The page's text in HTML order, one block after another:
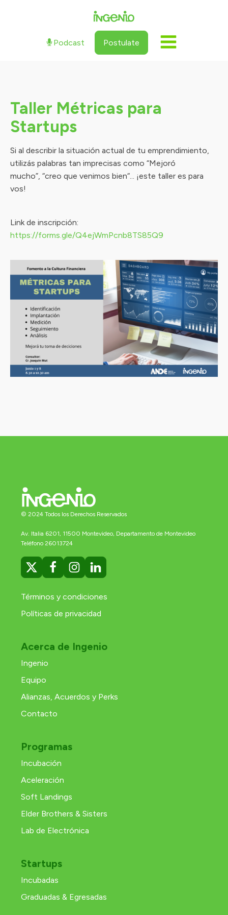
Podcast Postulate
Taller Métricas para
Startups
Si al describir la situación actual de tu emprendimiento,
utilizás palabras tan imprecisas como “Mejoró
mucho”, “creo que venimos bien“... ¡este taller es para
vos!
Link de inscripción:
https://forms.gle/Q4ejWmPcnb8TS85Q9
© 2024 Todos los Derechos Reservados
Av. Italia 6201, 11500 Montevideo, Departamento de Montevideo
Teléfono 26013724
Términos y condiciones
Políticas de privacidad
Acerca de Ingenio
Ingenio
Equipo
Alianzas, Acuerdos y Perks
Contacto
Programas
Incubación
Aceleración
Soft Landings
Elder Brothers & Sisters
Lab de Electrónica
Startups
Incubadas
Graduadas & Egresadas